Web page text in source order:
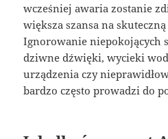
wcześniej awaria zostanie
większa szansa na
Ignorowanie niepokojących
dziwne dźwięki, wycieki
urządzenia czy
bardzo często prowadzi do